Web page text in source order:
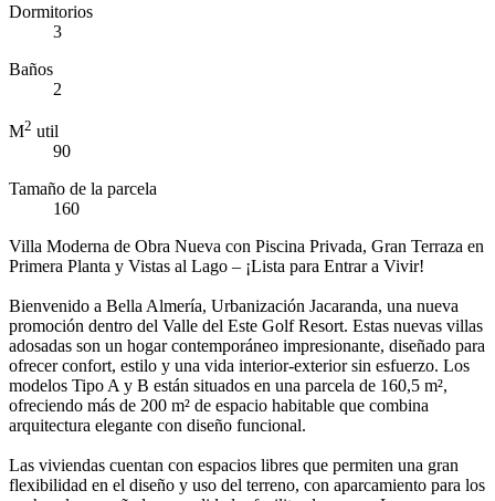
Dormitorios
3
Baños
2
M2 util
90
Tamaño de la parcela
160
Villa Moderna de Obra Nueva con Piscina Privada, Gran Terraza en
Primera Planta y Vistas al Lago – ¡Lista para Entrar a Vivir!
Bienvenido a Bella Almería, Urbanización Jacaranda, una nueva
promoción dentro del Valle del Este Golf Resort. Estas nuevas villas
adosadas son un hogar contemporáneo impresionante, diseñado para
ofrecer confort, estilo y una vida interior-exterior sin esfuerzo. Los
modelos Tipo A y B están situados en una parcela de 160,5 m²,
ofreciendo más de 200 m² de espacio habitable que combina
arquitectura elegante con diseño funcional.
Las viviendas cuentan con espacios libres que permiten una gran
flexibilidad en el diseño y uso del terreno, con aparcamiento para los